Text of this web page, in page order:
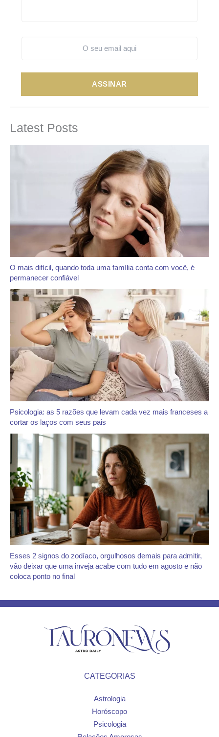
ASSINAR
Latest Posts
O mais difícil, quando toda uma família conta com você, é
permanecer confiável
Psicologia: as 5 razões que levam cada vez mais franceses a
cortar os laços com seus pais
Esses 2 signos do zodíaco, orgulhosos demais para admitir,
vão deixar que uma inveja acabe com tudo em agosto e não
coloca ponto no final
CATEGORIAS
Astrologia
Horóscopo
Psicologia